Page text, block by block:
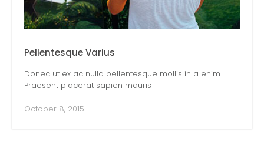
Pellentesque Varius
Donec ut ex ac nulla pellentesque mollis in a enim.
Praesent placerat sapien mauris
October 8, 2015